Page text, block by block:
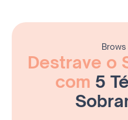
Pigmento inorgânico e
Higiene e esterilização
Biossegurança
Como não se contaminar
Me furei, como proceder?
Como se preparar para o
Informações sobre o
Destrave o
com 5